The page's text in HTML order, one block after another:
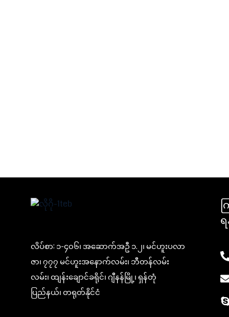
လိပ်စာ: ၁-၄၀၆၊ အဆောက်အဦ ၁.၂၊ မင်ဟူးပလာ
ဇာ၊ ၇၇၇ မင်ဟူးအနောက်လမ်း၊ ဘီတန်လမ်း
လမ်း၊ ထျန်းချောင်ခရိုင်၊ ဂျီနန်မြို့၊ ရှန်တုံ
ပြည်နယ်၊ တရုတ်နိုင်ငံ
ရ